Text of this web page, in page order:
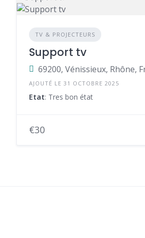
TV & PROJECTEURS
Support tv
69200, Vénissieux, Rhône,
AJOUTÉ LE 31 OCTOBRE 2025
Etat: Tres bon état
€30